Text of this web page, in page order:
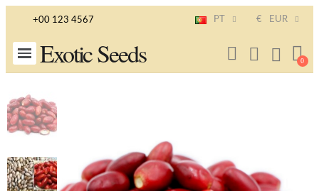
+00 123 4567 PT € EUR
Exotic Seeds